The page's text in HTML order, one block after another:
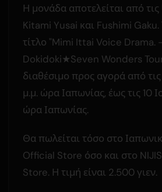
Η μονάδα αποτελείται από
Kitami Yusai και Fushimi
τίτλο "Mimi Ittai Voice Drama. -
Dokidoki★Seven Wonders
διαθέσιμο προς αγορά από
μ.μ. ώρα Ιαπωνίας, έως τις 10
ώρα Ιαπωνίας.
Θα πωλείται τόσο στο
Official Store όσο και στο
Store. Η τιμή είναι 2.500 γιεν.